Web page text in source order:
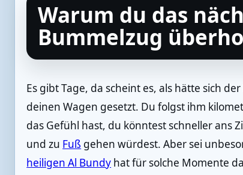
Warum du das
Bummelzug
Es gibt Tage, da scheint es, als hätte sich
deinen Wagen gesetzt. Du folgst ihm
das Gefühl hast, du könntest schneller ans
und zu Fuß gehen würdest. Aber sei
heiligen Al Bundy hat für solche Momente